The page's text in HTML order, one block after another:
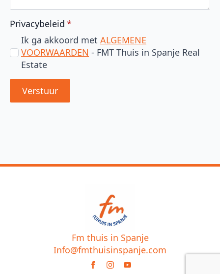
Privacybeleid *
Ik ga akkoord met ALGEMENE
VOORWAARDEN - FMT Thuis in Spanje Real
Estate
Verstuur
Fm thuis in Spanje
Info@fmthuisinspanje.com